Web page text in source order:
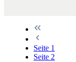
Seite 1
Seite 2